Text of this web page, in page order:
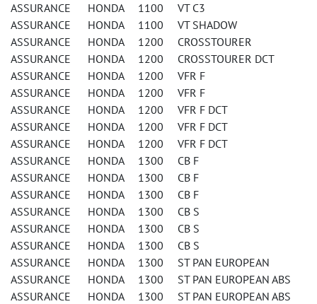
ASSURANCE HONDA 1100 VT C3
ASSURANCE HONDA 1100 VT SHADOW
ASSURANCE HONDA 1200 CROSSTOURER
ASSURANCE HONDA 1200 CROSSTOURER DCT
ASSURANCE HONDA 1200 VFR F
ASSURANCE HONDA 1200 VFR F
ASSURANCE HONDA 1200 VFR F DCT
ASSURANCE HONDA 1200 VFR F DCT
ASSURANCE HONDA 1200 VFR F DCT
ASSURANCE HONDA 1300 CB F
ASSURANCE HONDA 1300 CB F
ASSURANCE HONDA 1300 CB F
ASSURANCE HONDA 1300 CB S
ASSURANCE HONDA 1300 CB S
ASSURANCE HONDA 1300 CB S
ASSURANCE HONDA 1300 ST PAN EUROPEAN
ASSURANCE HONDA 1300 ST PAN EUROPEAN ABS
ASSURANCE HONDA 1300 ST PAN EUROPEAN ABS